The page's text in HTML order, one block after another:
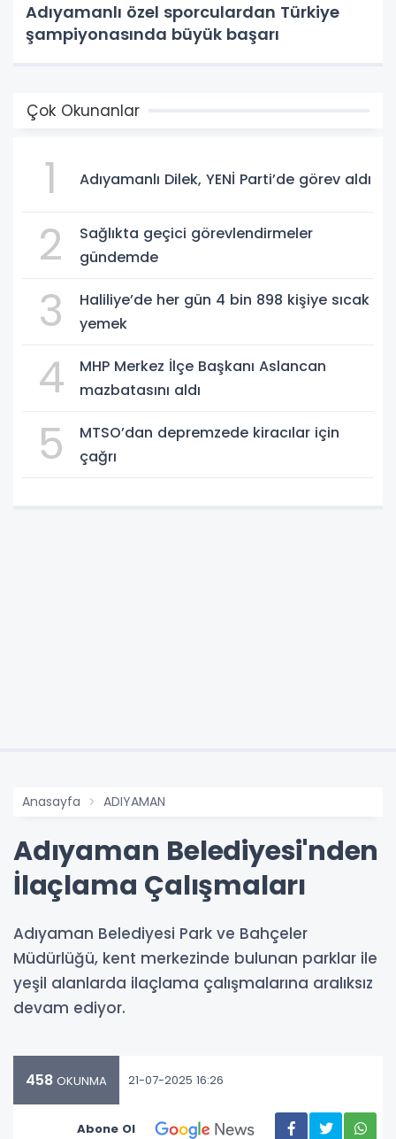
Adıyamanlı özel sporculardan Türkiye
şampiyonasında büyük başarı
Çok Okunanlar
1 Adıyamanlı Dilek, YENİ Parti’de görev aldı
2
Sağlıkta geçici görevlendirmeler
gündemde
3
Haliliye’de her gün 4 bin 898 kişiye sıcak
yemek
4
MHP Merkez İlçe Başkanı Aslancan
mazbatasını aldı
5
MTSO’dan depremzede kiracılar için
çağrı
Anasayfa ADIYAMAN
Adıyaman Belediyesi'nden
İlaçlama Çalışmaları
Adıyaman Belediyesi Park ve Bahçeler
Müdürlüğü, kent merkezinde bulunan parklar ile
yeşil alanlarda ilaçlama çalışmalarına aralıksız
devam ediyor.
458 OKUNMA 21-07-2025 16:26
Abone Ol